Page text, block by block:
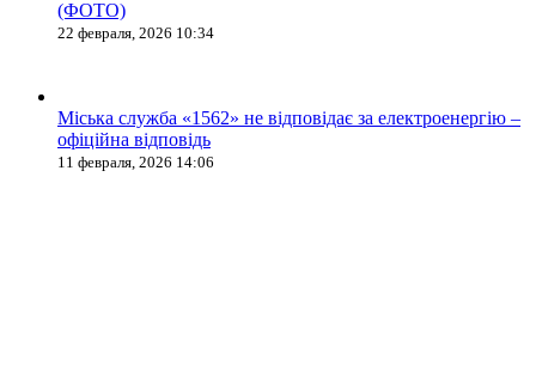
(ФОТО)
22 февраля, 2026 10:34
Міська служба «1562» не відповідає за електроенергію –
офіційна відповідь
11 февраля, 2026 14:06